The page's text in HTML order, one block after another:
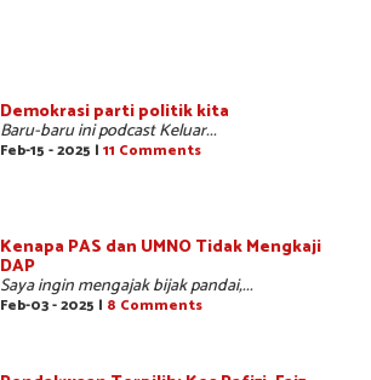
Demokrasi parti politik kita
Baru-baru ini podcast Keluar...
Feb-15 - 2025 | 11 Comments
Kenapa PAS dan UMNO Tidak Mengkaji
DAP
Saya ingin mengajak bijak pandai,...
Feb-03 - 2025 | 8 Comments